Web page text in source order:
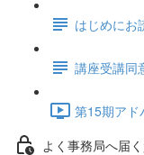
はじめにお
講座受講同
第15期アド
よく事務局へ届